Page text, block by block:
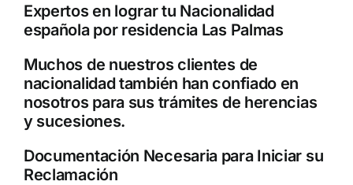
Expertos en lograr tu Nacionalidad
española por residencia Las Palmas
Muchos de nuestros clientes de
nacionalidad también han confiado en
nosotros para sustrámites de herencias
y sucesiones.
Documentación Necesaria para Iniciar su
Reclamación